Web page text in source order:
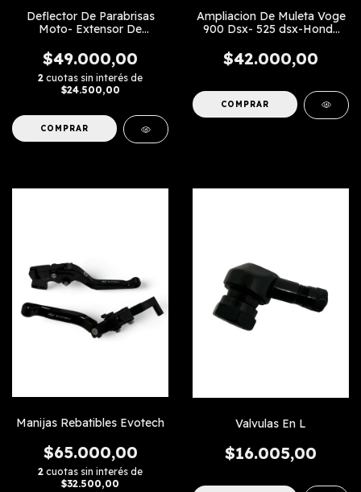
Deflector De Parabrisas
Moto- Extensor De
$49.000,00
2 cuotas sin interés de
$24.500,00
COMPRAR
Ampliacion De Muleta Voge
900 Dsx- 525 dsx-Honda
$42.000,00
COMPRAR
Manijas Rebatibles Evotech
$65.000,00
2 cuotas sin interés de
$32.500,00
Valvulas En L
$16.005,00